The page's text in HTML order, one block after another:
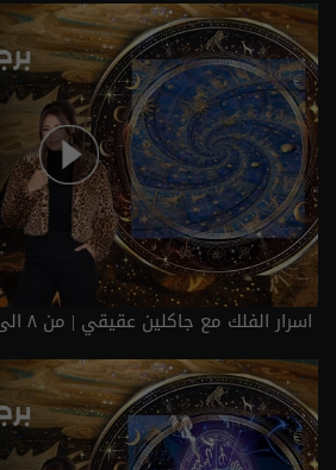
اسرار الفلك مع جاكلين عقيقي | من ٨ الى ١٤ آب ٢٠٢٦ | 2026